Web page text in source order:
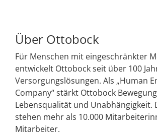
Über Ottobock
Für Menschen mit eingeschränkter
entwickelt Ottobock seit über 100
Versorgungslösungen. Als „Human
Company“ stärkt Ottobock
Lebensqualität und Unabhängigkeit.
stehen mehr als 10.000
Mitarbeiter.